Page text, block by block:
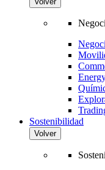
Sostenibilidad
Volver